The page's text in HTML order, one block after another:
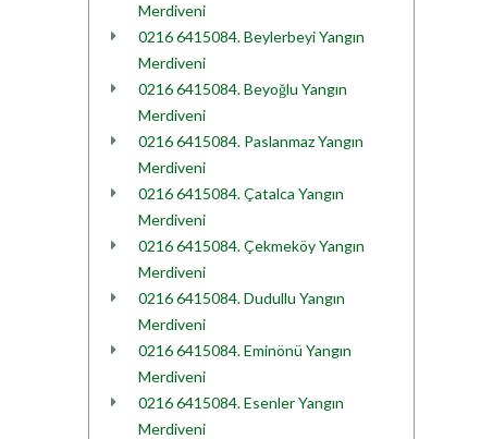
Merdiveni
0216 6415084. Beylerbeyi Yangın
Merdiveni
0216 6415084. Beyoğlu Yangın
Merdiveni
0216 6415084. Paslanmaz Yangın
Merdiveni
0216 6415084. Çatalca Yangın
Merdiveni
0216 6415084. Çekmeköy Yangın
Merdiveni
0216 6415084. Dudullu Yangın
Merdiveni
0216 6415084. Eminönü Yangın
Merdiveni
0216 6415084. Esenler Yangın
Merdiveni